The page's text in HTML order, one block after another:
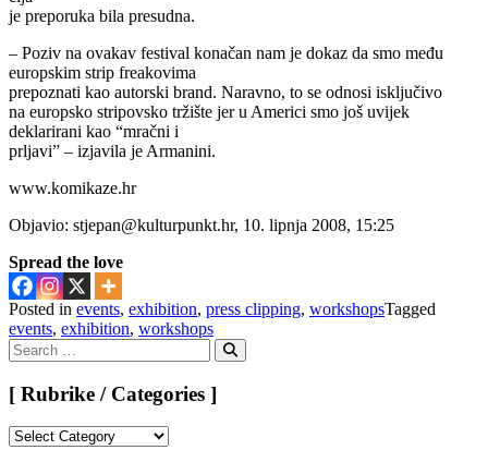
je preporuka bila presudna.
– Poziv na ovakav festival konačan nam je dokaz da smo među
europskim strip freakovima
prepoznati kao autorski brand. Naravno, to se odnosi isključivo
na europsko stripovsko tržište jer u Americi smo još uvijek
deklarirani kao “mračni i
prljavi” – izjavila je Armanini.
www.komikaze.hr
Objavio: stjepan@kulturpunkt.hr, 10. lipnja 2008, 15:25
Spread the love
Posted in events, exhibition, press clipping, workshopsTagged
events, exhibition, workshops
Search
for:
Search
[ Rubrike / Categories ]